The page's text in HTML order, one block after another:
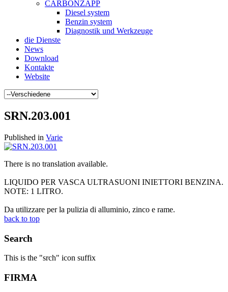
CARBONZAPP
Diesel system
Benzin system
Diagnostik und Werkzeuge
die Dienste
News
Download
Kontakte
Website
SRN.203.001
Published in Varie
There is no translation available.
LIQUIDO PER VASCA ULTRASUONI INIETTORI BENZINA.
NOTE: 1 LITRO.
Da utilizzare per la pulizia di alluminio, zinco e rame.
back to top
Search
This is the "srch" icon suffix
FIRMA